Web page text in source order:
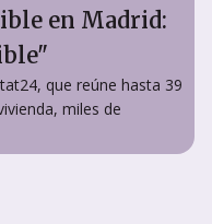
en Madrid:
que reúne hasta 39
miles de